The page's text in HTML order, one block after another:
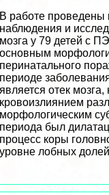
В работе проведены
наблюдения и
мозга у 79 детей с
основным
перинатального
периоде
является отек
кровоизлиянием
морфологическим
периода был
процесс коры
уровне лобных